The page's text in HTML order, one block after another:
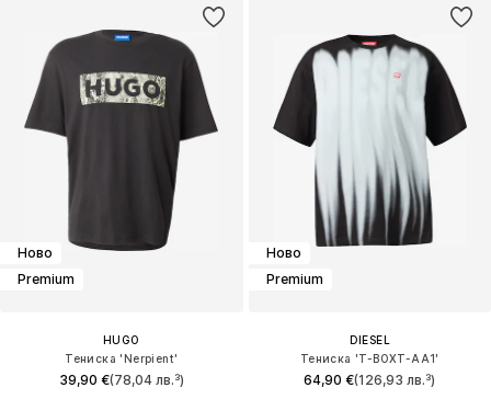
Ново
Premium
HUGO
Тениска 'Nerpient'
39,90 €(78,04 лв.³)
Ново
Premium
DIESEL
Тениска 'T-BOXT-AA1'
64,90 €(126,93 лв.³)